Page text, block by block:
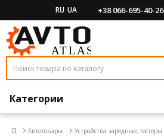
RU UA +38 066-695-40-26
Категории
Автотовары
Устройства зарядные, тестеры